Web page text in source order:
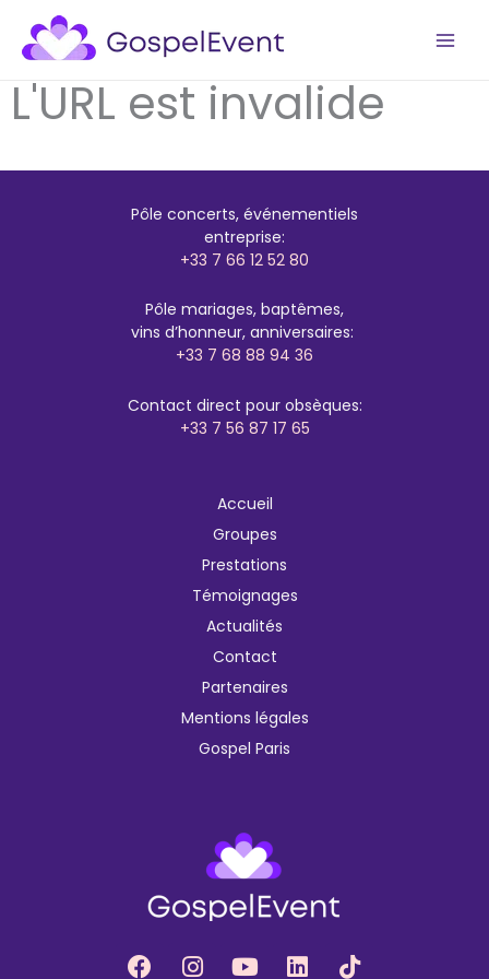
contenu
L'URL est invalide
Pôle concerts, événementiels
entreprise:
+33 7 66 12 52 80
Pôle mariages, baptêmes,
vins d’honneur, anniversaires:
+33 7 68 88 94 36
Contact direct pour obsèques:
+33 7 56 87 17 65
Accueil
Groupes
Prestations
Témoignages
Actualités
Contact
Partenaires
Mentions légales
Gospel Paris
F I Y L T